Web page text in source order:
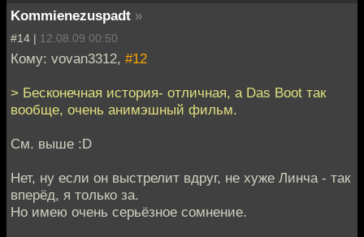
Kommienezuspadt »
#14 | 12.08.09 00:50
Кому: vovan3312, #12
> Бесконечная история- отличная, а Das Boot так
вообще, очень анимэшный фильм.
Cм. выше :D
Нет, ну если он выстрелит вдруг, не хуже Линча - так
вперёд, я только за.
Но имею очень серьёзное сомнение.